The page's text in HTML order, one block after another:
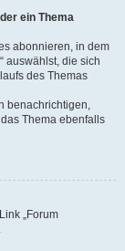
ein Thema
abonnieren, in dem
auswählst, die sich
des Themas
benachrichtigen,
Thema ebenfalls
„Forum